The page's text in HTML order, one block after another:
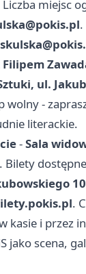
Liczba miejsc
ul.
wolny -
literackie.
-Sala
. Bilety dostępne
.
kasie i przez
jako scena,